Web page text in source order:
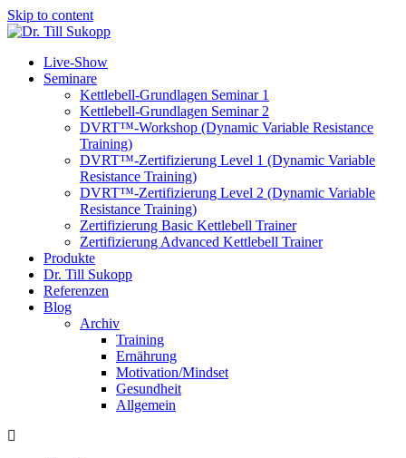
Skip to content
Live-Show
Seminare
Kettlebell-Grundlagen Seminar 1
Kettlebell-Grundlagen Seminar 2
DVRT™-Workshop (Dynamic Variable Resistance
Training)
DVRT™-Zertifizierung Level 1 (Dynamic Variable
Resistance Training)
DVRT™-Zertifizierung Level 2 (Dynamic Variable
Resistance Training)
Zertifizierung Basic Kettlebell Trainer
Zertifizierung Advanced Kettlebell Trainer
Produkte
Dr. Till Sukopp
Referenzen
Blog
Archiv
Training
Ernährung
Motivation/Mindset
Gesundheit
Allgemein